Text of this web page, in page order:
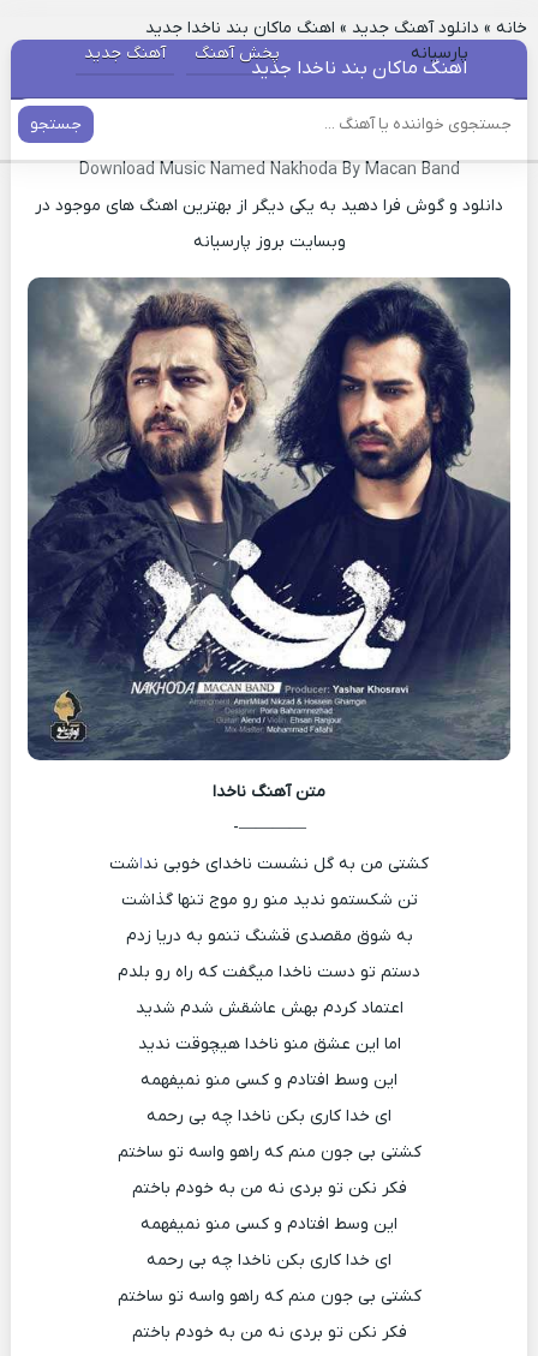
پارسیانه پخش آهنگ آهنگ جدید
جستجو
خانه» دانلود آهنگ جدید » اهنگ ماکان بند ناخدا جدید
اهنگ ماکان بند ناخدا جدید
دانلود آهنگ جدید ناخدا ماکان بند
Download Music Named Nakhoda By Macan Band
دانلود و گوش فرا دهید به یکی دیگر از بهترین اهنگ های موجود در
وبسایت بروز پارسیانه
متن آهنگ ناخدا
————-
کشتی من به گل نشست ناخدای خوبی نداشت
تن شکستمو ندید منو رو موج تنها گذاشت
به شوق مقصدی قشنگ تنمو به دریا زدم
دستم تو دست ناخدا میگفت که راه رو بلدم
اعتماد کردم بهش عاشقش شدم شدید
اما این عشق منو ناخدا هیچوقت ندید
این وسط افتادم و کسی منو نمیفهمه
ای خدا کاری بکن ناخدا چه بی رحمه
کشتی بی جون منم که راهو واسه تو ساختم
فکر نکن تو بردی نه من به خودم باختم
این وسط افتادم و کسی منو نمیفهمه
ای خدا کاری بکن ناخدا چه بی رحمه
کشتی بی جون منم که راهو واسه تو ساختم
فکر نکن تو بردی نه من به خودم باختم